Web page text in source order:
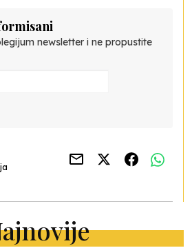
newsletter i ne propustite